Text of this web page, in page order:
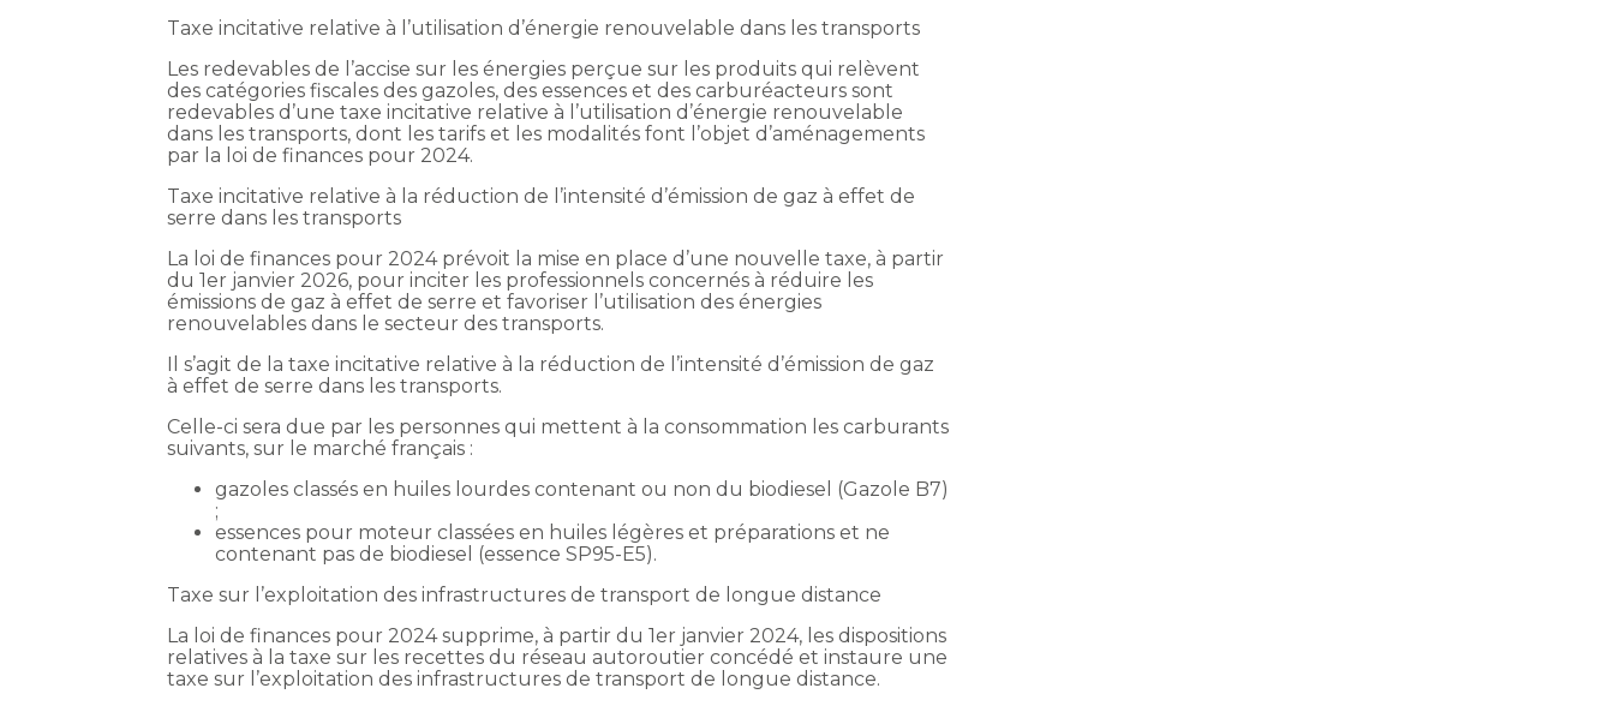
Taxe incitative relative à l’utilisation d’énergie renouvelable dans les transports
Les redevables de l’accise sur les énergies perçue sur les produits qui relèvent
des catégories fiscales des gazoles, des essences et des carburéacteurs sont
redevables d’une taxe incitative relative à l’utilisation d’énergie renouvelable
dans les transports, dont les tarifs et les modalités font l’objet d’aménagements
par la loi de finances pour 2024.
Taxe incitative relative à la réduction de l’intensité d’émission de gaz à effet de
serre dans les transports
La loi de finances pour 2024 prévoit la mise en place d’une nouvelle taxe, à partir
du 1er janvier 2026, pour inciter les professionnels concernés à réduire les
émissions de gaz à effet de serre et favoriser l’utilisation des énergies
renouvelables dans le secteur des transports.
Il s’agit de la taxe incitative relative à la réduction de l’intensité d’émission de gaz
à effet de serre dans les transports.
Celle-ci sera due par les personnes qui mettent à la consommation les carburants
suivants, sur le marché français :
gazoles classés en huiles lourdes contenant ou non du biodiesel (Gazole B7)
;
essences pour moteur classées en huiles légères et préparations et ne
contenant pas de biodiesel (essence SP95-E5).
Taxe sur l’exploitation des infrastructures de transport de longue distance
La loi de finances pour 2024 supprime, à partir du 1er janvier 2024, les dispositions
relatives à la taxe sur les recettes du réseau autoroutier concédé et instaure une
taxe sur l’exploitation des infrastructures de transport de longue distance.